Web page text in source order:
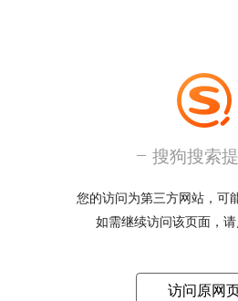
搜狗搜索
您的访问为第三方网站，可
如需继续访问该页面，
访问原网